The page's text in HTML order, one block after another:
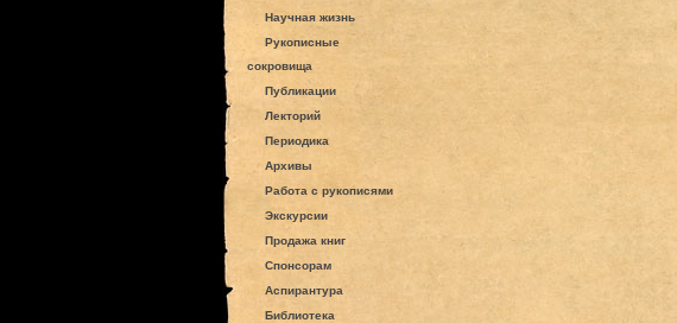
Научная жизнь
Рукописные
сокровища
Публикации
Лекторий
Периодика
Архивы
Работа с рукописями
Экскурсии
Продажа книг
Спонсорам
Аспирантура
Библиотека